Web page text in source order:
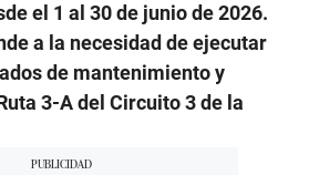
el 1 al 30 de junio de 2026.
a la necesidad de ejecutar
de mantenimiento y
3-A del Circuito 3 de la